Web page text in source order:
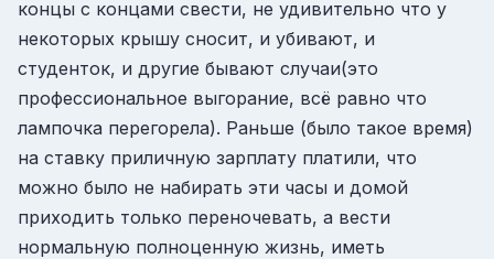
концы с концами свести, не удивительно что у
некоторых крышу сносит, и убивают, и
студенток, и другие бывают случаи(это
профессиональное выгорание, всё равно что
лампочка перегорела). Раньше (было такое время)
на ставку приличную зарплату платили, что
можно было не набирать эти часы и домой
приходить только переночевать, а вести
нормальную полноценную жизнь, иметь